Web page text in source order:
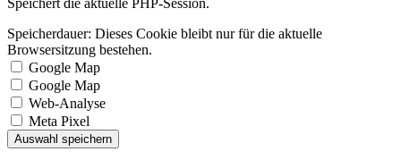
Speichert die aktuelle PHP-Session.
Speicherdauer: Dieses Cookie bleibt nur für die aktuelle
Browsersitzung bestehen.
Google Map
Google Map
Web-Analyse
Meta Pixel
Auswahl speichern